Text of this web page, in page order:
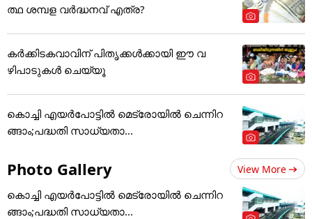
ത്ഥ ശമ്പള വർദ്ധനവ് എത്ര?
കർക്കിടകവാവിന് പിതൃക്കൾക്കായി ഈ വ
ഴിപാടുകൾ ചെയ്യൂ
കൊച്ചി എയര്‍പോട്ടില്‍ മെട്രോയില്‍ ചെന്നിറ
ങ്ങാം;പദ്ധതി സാധ്യതാ...
Photo Gallery View More
കൊച്ചി എയര്‍പോട്ടില്‍ മെട്രോയില്‍ ചെന്നിറ
ങ്ങാം;പദ്ധതി സാധ്യതാ...